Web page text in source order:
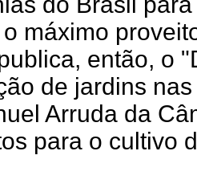
máximo
então, o
de jardins
Arruda da
para o cultivo